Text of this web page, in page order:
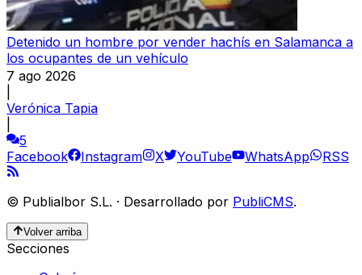
Detenido un hombre por vender hachís en Salamanca a
los ocupantes de un vehículo
7 ago 2026
Verónica Tapia
5
Facebook
Instagram X YouTube WhatsApp RSS
© Publialbor S.L. · Desarrollado por PubliCMS.
Volver arriba
Secciones